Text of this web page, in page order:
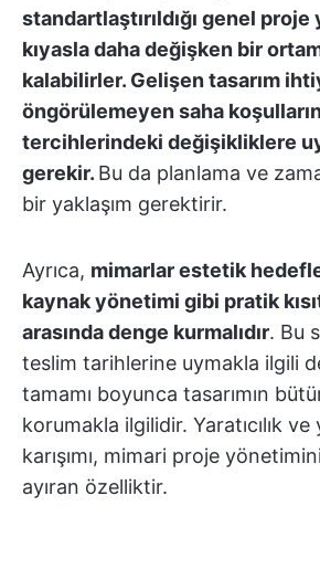
standartlaştırıldığı genel
kıyasla daha değişken bir
kalabilirler. Gelişen tasarım
öngörülemeyen saha
tercihlerindeki değişikliklere
gerekir. Bu da planlama ve
bir yaklaşım gerektirir.
Ayrıca, mimarlar estetik
kaynak yönetimi gibi pratik
arasında denge kurmalıdır. Bu
teslim tarihlerine uymakla ilgili
tamamı boyunca tasarımın
korumakla ilgilidir. Yaratıcılık
karışımı, mimari proje
ayıran özelliktir.